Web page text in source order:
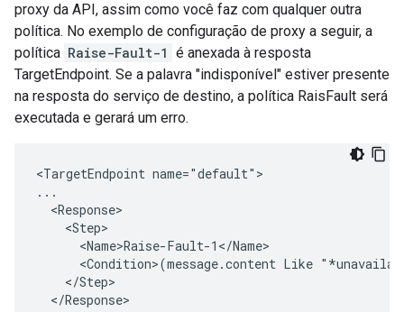
proxy da API, assim como você faz com qualquer outra
política. No exemplo de configuração de proxy a seguir, a
política Raise-Fault-1 é anexada à resposta
TargetEndpoint. Se a palavra "indisponível" estiver presente
na resposta do serviço de destino, a política RaisFault será
executada e gerará um erro.
<TargetEndpoint name="default">
...
  <Response>
    <Step>
      <Name>Raise-Fault-1</Name>
<Condition>(message.content Like
    </Step>
  </Response>